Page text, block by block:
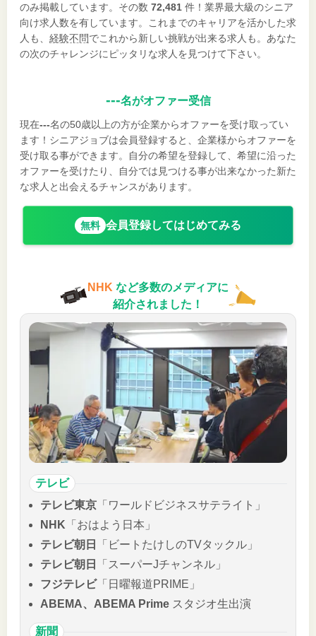
のみ掲載しています。その数 72,481 件！業界最大級のシニア
向け求人数を有しています。これまでのキャリアを活かした求
人も、 経験不問でこれから新しい挑戦が出来る求人も。あなた
の次のチャレンジにピッタリな求人を見つけて下さい。
---名がオファー受信
現在---名の50歳以上の方が企業からオファーを受け取ってい
ます！シニアジョブは会員登録すると、企業様からオファーを
受け取る事ができます。自分の希望を登録して、希望に沿った
オファーを受けたり、自分では見つける事が出来なかった新た
な求人と出会えるチャンスがあります。
無料 会員登録してはじめてみる
NHK など多数のメディアに
紹介されました！
テレビ
テレビ東京 「ワールドビジネスサテライト」
NHK 「おはよう日本」
テレビ朝日
「ビートたけしのTVタックル」
テレビ朝日
「スーパーJチャンネル」
フジテレビ「日曜報道PRIME」
ABEMA、ABEMA Prime スタジオ生出演
新聞